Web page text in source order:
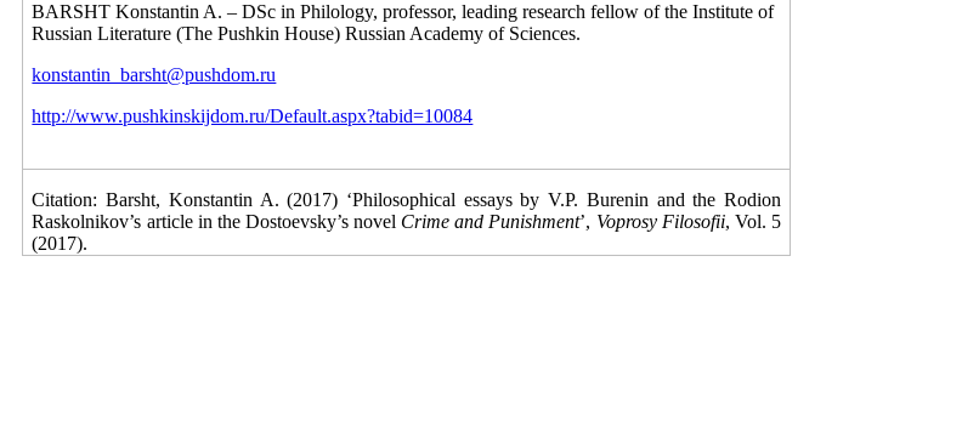
BARSHT Konstantin A. –DSc in Philology,professor, leading research fellow of the Institute of
Russian Literature (The Pushkin House) Russian Academy of Sciences.
konstantin_barsht@pushdom.ru
http://www.pushkinskijdom.ru/Default.aspx?tabid=10084
Citation:Barsht, Konstantin A. (2017) ‘Philosophical essays by V.P. Burenin and the Rodion
Raskolnikov’s аrticle in the Dostoevsky’s novel Crime and Punishment’, Voprosy Filosofii, Vol. 5
(2017).